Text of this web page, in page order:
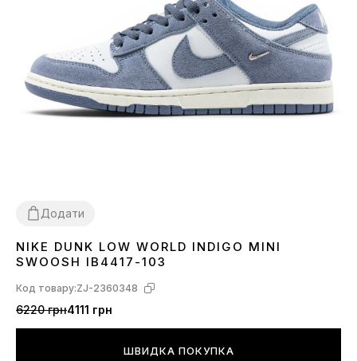
Додати
3637 38
NIKE DUNK LOW WORLD INDIGO MINI
SWOOSH IB4417-103
Код товару:ZJ-2360348
6220 грн4111 грн
ШВИДКА ПОКУПКА